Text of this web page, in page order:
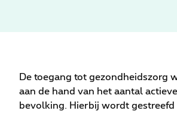
De toegang tot gezondheidszorg
aan de hand van het aantal
bevolking. Hierbij wordt gestreefd